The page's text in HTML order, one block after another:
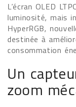
L’écran OLED
luminosité, mais
HyperRGB,
destinée à
consommation
Un
zoom